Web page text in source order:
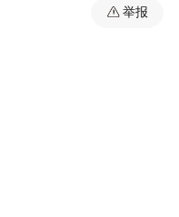
举报